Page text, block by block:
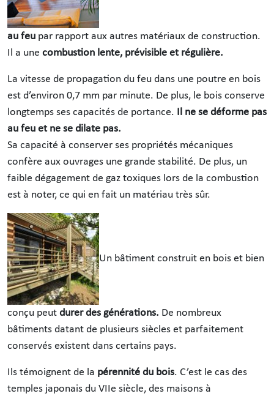
au feu par rapport aux autres matériaux de construction.
Il a une combustion lente, prévisible et régulière.
La vitesse de propagation du feu dans une poutre en bois
est d’environ 0,7 mm par minute. De plus, le bois conserve
longtemps ses capacités de portance. Il ne se déforme pas
au feu et ne se dilate pas.
Sa capacité à conserver ses propriétés mécaniques
confère aux ouvrages une grande stabilité. De plus, un
faible dégagement de gaz toxiques lors de la combustion
est à noter, ce qui en fait un matériau très sûr.
Un bâtiment construit en bois et bien
conçu peut durer des générations. De nombreux
bâtiments datant de plusieurs siècles et parfaitement
conservés existent dans certains pays.
Ils témoignent de la pérennité du bois. C’est le cas des
temples japonais du VIIe siècle, des maisons à